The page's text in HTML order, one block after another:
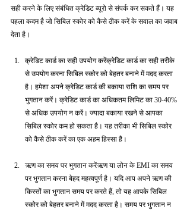
सही करने के लिए संबंधित क्रेडिट ब्यूरो से संपर्क कर सकते हैं। यह
पहला कदम है जो सिबिल स्कोर को कैसे ठीक करें के सवाल का जवाब
देता है।
क्रेडिट कार्ड का सही उपयोग करेंक्रेडिट कार्ड का सही तरीके
से उपयोग करना सिबिल स्कोर को बेहतर बनाने में मदद करता
है। हमेशा अपने क्रेडिट कार्ड की बकाया राशि का समय पर
भुगतान करें। क्रेडिट कार्ड का अधिकतम लिमिट का 30-40%
से अधिक उपयोग न करें। ज्यादा बकाया रखने से आपका
सिबिल स्कोर कम हो सकता है। यह तरीका भी सिबिल स्कोर
को कैसे ठीक करें का एक अहम हिस्सा है।
ऋण का समय पर भुगतान करेंऋण या लोन के EMI का समय
पर भुगतान करना बेहद महत्वपूर्ण है। यदि आप अपने ऋण की
किस्तों का भुगतान समय पर करते हैं, तो यह आपके सिबिल
स्कोर को बेहतर बनाने में मदद करता है। समय पर भुगतान न